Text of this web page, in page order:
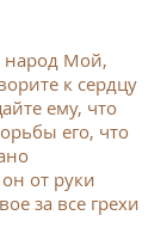
народ Мой,
к сердцу
ему, что
его, что
от руки
за все грехи